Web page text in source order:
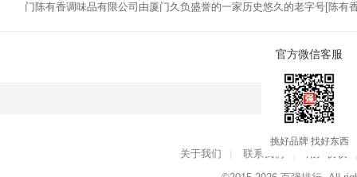
门陈有香调味品有限公司由厦门久负盛誉的一家历史悠久的老字号[陈
点击查看
关于我们 联系我们 | 用户协议
|
官方微信客服
挑好品牌 找好东西